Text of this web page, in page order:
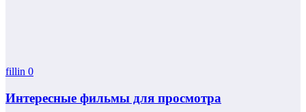
fillin 0
Интересные фильмы для просмотра